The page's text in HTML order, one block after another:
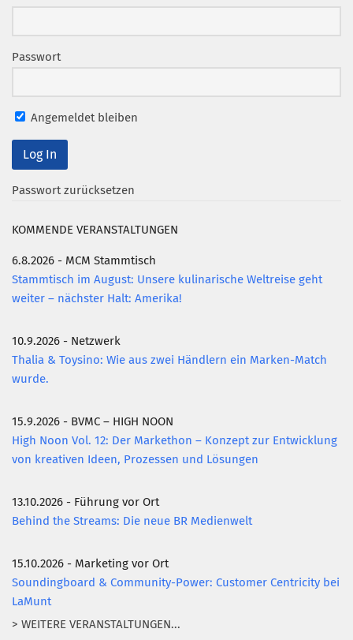
Passwort
Angemeldet bleiben
Passwort zurücksetzen
KOMMENDE VERANSTALTUNGEN
6.8.2026 - MCM Stammtisch
Stammtisch im August: Unsere kulinarische Weltreise geht
weiter – nächster Halt: Amerika!
10.9.2026 - Netzwerk
Thalia & Toysino: Wie aus zwei Händlern ein Marken-Match
wurde.
15.9.2026 - BVMC – HIGH NOON
High Noon Vol. 12: Der Markethon – Konzept zur Entwicklung
von kreativen Ideen, Prozessen und Lösungen
13.10.2026 - Führung vor Ort
Behind the Streams: Die neue BR Medienwelt
15.10.2026 - Marketing vor Ort
Soundingboard & Community-Power: Customer Centricity bei
LaMunt
> WEITERE VERANSTALTUNGEN...